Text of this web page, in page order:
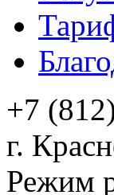
+7
г.
Режим